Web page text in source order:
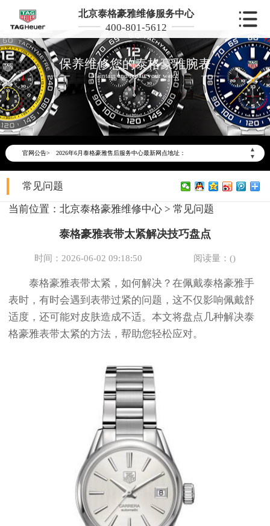
北京泰格豪雅维修服务中心
400-801-5612
保养维修您的泰格豪雅腕表
Maintain and repair your watch
官网公告>
▲
▼
2026年6月泰格豪雅北京市售后服务网络优化升级公告
2026年6月北京市泰格豪雅官方售后客户服务热线：400-801-5612
2026年6月泰格豪雅售后服务中心最新网点地址：
北京市东城区东长安街1号东方广场写字楼W3座6层602室（需提前预约）
北京市朝阳区建国门外大街甲6号华熙国际中心写字楼D座11层1102室（需提前预约）
节假日正常营业！
常见问题
当前位置： 北京泰格豪雅维修中心 > 常见问题
泰格豪雅表带太紧解决技巧盘点
时间：2026-06-02 09:18:50 阅读量：()
泰格豪雅表带太紧，如何解决？在佩戴泰格豪雅手
表时，有时会遇到表带过紧的问题，这不仅影响佩戴舒
适度，还可能对皮肤造成不适。本文将盘点几种解决泰
格豪雅表带太紧的方法，帮助您轻松应对。